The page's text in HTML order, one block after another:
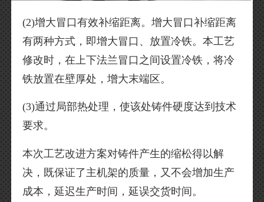
(2)增大冒口有效补缩距离。增大冒口补缩距离
有两种方式，即增大冒口、放置冷铁。本工艺
修改时，在上下法兰冒口之间设置冷铁，将冷
铁放置在壁厚处，增大末端区。
(3)通过局部热处理，使该处铸件硬度达到技术
要求。
本次工艺改进方案对铸件产生的缩松得以解
决，既保证了主机架的质量，又不会增加生产
成本，延迟生产时间，延误交货时间。